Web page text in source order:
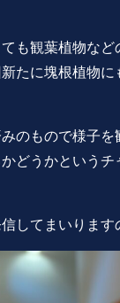
も観葉植物な
たに塊根植物に
のもので様子
どうかというチ
してまいります